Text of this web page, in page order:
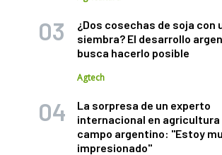
¿Dos cosechas de soja con
siembra? El desarrollo
busca hacerlo posible
Agtech
La sorpresa de un experto
internacional en agricultura
campo argentino: "Estoy
impresionado"